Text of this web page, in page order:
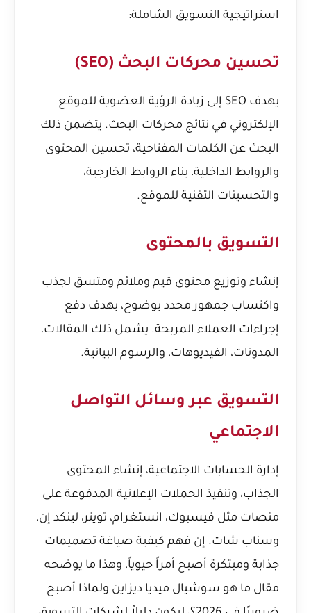
استراتيجية التسويق الشاملة:
تحسين محركات البحث (SEO)
يهدف SEO إلى زيادة الرؤية العضوية للموقع
الإلكتروني في نتائج محركات البحث. يتضمن ذلك
البحث عن الكلمات المفتاحية، تحسين المحتوى
والروابط الداخلية، بناء الروابط الخارجية،
والتحسينات التقنية للموقع.
التسويق بالمحتوى
إنشاء وتوزيع محتوى قيم وملائم ومتسق لجذب
واكتساب جمهور محدد بوضوح، بهدف دفع
إجراءات العملاء المربحة. يشمل ذلك المقالات،
المدونات، الفيديوهات، والرسوم البيانية.
التسويق عبر وسائل التواصل
الاجتماعي
إدارة الحسابات الاجتماعية، إنشاء المحتوى
الجذاب، وتنفيذ الحملات الإعلانية المدفوعة على
منصات مثل فيسبوك، انستغرام، تويتر، لينكد إن،
وسناب شات. إن فهم كيفية صياغة تصميمات
جذابة ومبتكرة أصبح أمراً حيوياً، وهذا ما يوضحه
مقال ما هو سوشيال ميديا ديزاين ولماذا أصبح